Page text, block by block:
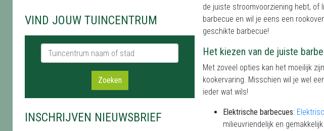
VIND JOUW TUINCENTRUM
Tuincentrum naam of stad
Zoeken
INSCHRIJVEN NIEUWSBRIEF
de juiste stroomvoorziening hebt, of
barbecue en wil je eens een
geschikte barbecue!
Het kiezen van de juiste
Met zoveel opties kan het moeilijk
kookervaring. Misschien wil je wel
ieder wat wils!
Elektrische barbecues:
milieuvriendelijk en